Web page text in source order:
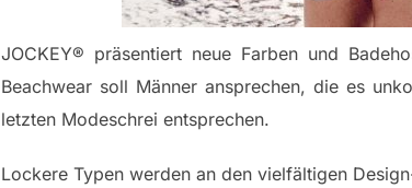
JOCKEY® präsentiert neue Farben und
Beachwear soll Männer ansprechen, die es
letzten Modeschrei entsprechen.
Lockere Typen werden an den vielfältigen